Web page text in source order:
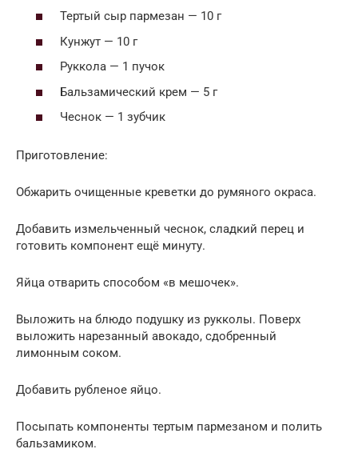
Тертый сыр пармезан — 10 г
Кунжут — 10 г
Руккола — 1 пучок
Бальзамический крем — 5 г
Чеснок — 1 зубчик
Приготовление:
Обжарить очищенные креветки до румяного окраса.
Добавить измельченный чеснок, сладкий перец и
готовить компонент ещё минуту.
Яйца отварить способом «в мешочек».
Выложить на блюдо подушку из рукколы. Поверх
выложить нарезанный авокадо, сдобренный
лимонным соком.
Добавить рубленое яйцо.
Посыпать компоненты тертым пармезаном и полить
бальзамиком.